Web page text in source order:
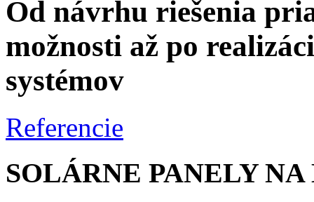
Od návrhu riešenia
možnosti až po
systémov
Referencie
SOLÁRNE PANELY